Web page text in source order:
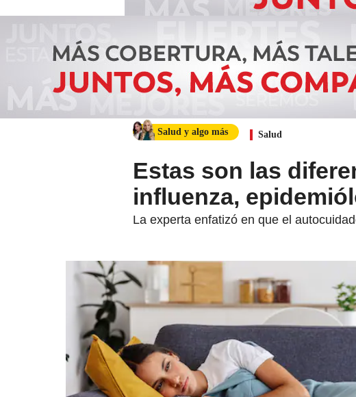
Salud y algo más Salud
Estas son las
influenza,
La experta enfatizó en que el